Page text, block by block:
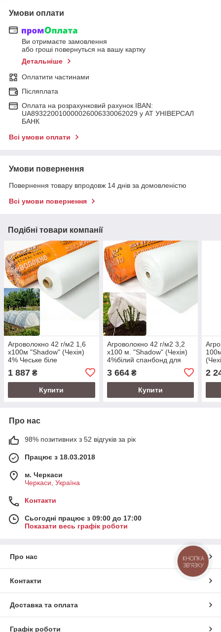
Умови оплати
Ви отримаєте замовлення
або гроші повернуться на вашу картку
Детальніше
Оплатити частинами
Післяплата
Оплата на розрахунковий рахунок IBAN:
UA893220010000026006330062029 у АТ УНІВЕРСАЛ
БАНК
Всі умови оплати
Умови повернення
Повернення товару впродовж 14 днів за домовленістю
Всі умови повернення
Подібні товари компанії
Агроволокно 42 г/м2 1,6
х100м "Shadow" (Чехія)
4% Чеське біле
1 887 ₴
Купити
Агроволокно 42 г/м2 3,2
х100 м. "Shadow" (Чехія)
4%білий спанбонд для
3 664₴
Купити
2
Про нас
98% позитивних з 52 відгуків за рік
Працює з 18.03.2018
м. Черкаси
Черкаси, Україна
Контакти
Сьогодні працює з 09:00 до 17:00
Показати весь графік роботи
Про нас
Контакти
Доставка та оплата
Графік роботи
КНОПКА
ЗВ'ЯЗКУ